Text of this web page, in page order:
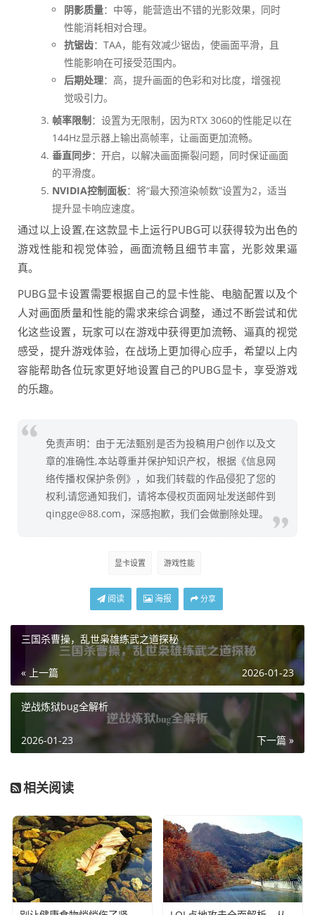
阴影质量：中等，能营造出不错的光影效果，同时
性能消耗相对合理。
抗锯齿：TAA，能有效减少锯齿，使画面平滑，且
性能影响在可接受范围内。
后期处理：高，提升画面的色彩和对比度，增强视
觉吸引力。
帧率限制：设置为无限制，因为RTX 3060的性能足以在
144Hz显示器上输出高帧率，让画面更加流畅。
垂直同步：开启，以解决画面撕裂问题，同时保证画面
的平滑度。
NVIDIA控制面板：将“最大预渲染帧数”设置为2，适当
提升显卡响应速度。
通过以上设置,在这款显卡上运行PUBG可以获得较为出色的
游戏性能和视觉体验，画面流畅且细节丰富，光影效果逼
真。
PUBG显卡设置需要根据自己的显卡性能、电脑配置以及个
人对画面质量和性能的需求来综合调整，通过不断尝试和优
化这些设置，玩家可以在游戏中获得更加流畅、逼真的视觉
感受，提升游戏体验，在战场上更加得心应手，希望以上内
容能帮助各位玩家更好地设置自己的PUBG显卡，享受游戏
的乐趣。
免责声明：由于无法甄别是否为投稿用户创作以及文
章的准确性,本站尊重并保护知识产权，根据《信息网
络传播权保护条例》，如我们转载的作品侵犯了您的
权利,请您通知我们，请将本侵权页面网址发送邮件到
qingge@88.com，深感抱歉，我们会做删除处理。
显卡设置 游戏性能
阅读 海报 分享
三国杀曹操，乱世枭雄练武之道探秘
« 上一篇 2026-01-23
逆战炼狱bug全解析
下一篇 »
2026-01-23
相关阅读